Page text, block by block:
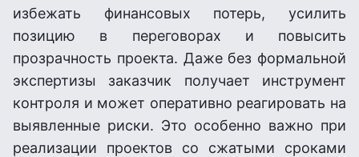
избежать финансовых потерь, усилить
позицию в переговорах и повысить
прозрачность проекта. Даже без формальной
экспертизы заказчик получает инструмент
контроля и может оперативно реагировать на
выявленные риски. Это особенно важно при
реализации проектов со сжатыми сроками